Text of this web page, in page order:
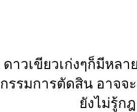
ดาวเขียวเก่งๆก็มีหล
กรรมการตัดสิน อาจจ
ยังไม่รู้ก